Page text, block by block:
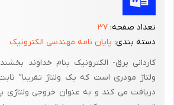
معیاری که تغییرات نسبی ولتاژ را برحسب
زیر تعریف می شود :
(فرمول 2-2)
T.C = Temperature coefficient
تعداد صفحه: ۳۷
دسته بندی: پایان نامه مهندسی الکترونیک
کاردانی برق- الکترونیک بنام خداوند
ولتاژ مودری است که یک ولتاژ تقریبا”
دریافت می کند و به عنوان خروجی ولتاژی